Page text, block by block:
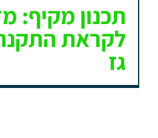
תכנון מקיף:
לקראת
גז